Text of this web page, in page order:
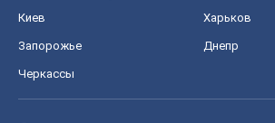
Киев Харьков
Запорожье Днепр
Черкассы